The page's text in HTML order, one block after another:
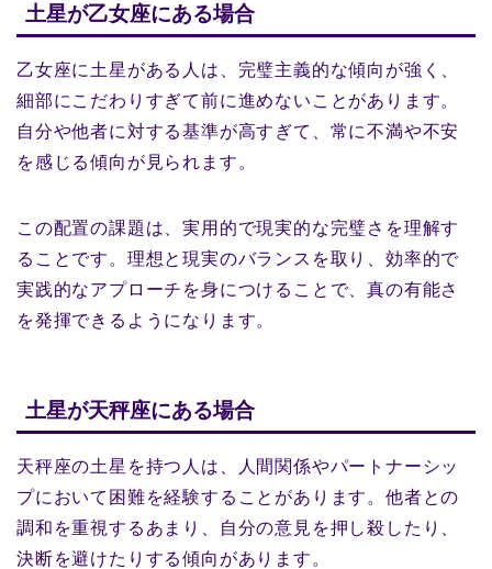
土星が乙女座にある場合
乙女座に土星がある人は、完璧主義的な傾向が強く、
細部にこだわりすぎて前に進めないことがあります。
自分や他者に対する基準が高すぎて、常に不満や不安
を感じる傾向が見られます。
この配置の課題は、実用的で現実的な完璧さを理解す
ることです。理想と現実のバランスを取り、効率的で
実践的なアプローチを身につけることで、真の有能さ
を発揮できるようになります。
土星が天秤座にある場合
天秤座の土星を持つ人は、人間関係やパートナーシッ
プにおいて困難を経験することがあります。他者との
調和を重視するあまり、自分の意見を押し殺したり、
決断を避けたりする傾向があります。